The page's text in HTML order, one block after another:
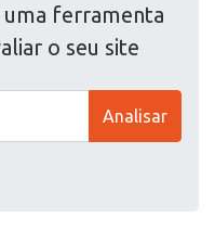
uma ferramenta
o seu site
Analisar